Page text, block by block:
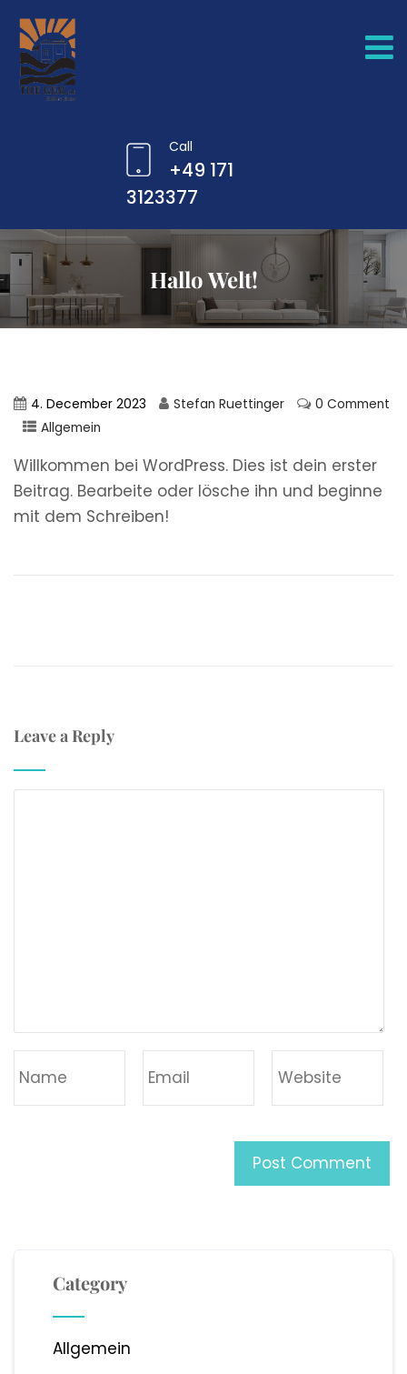
Call
+49 171
3123377
Hallo Welt!
4. December 2023 Stefan Ruettinger
0 Comment
Allgemein
Willkommen bei WordPress. Dies ist dein erster
Beitrag. Bearbeite oder lösche ihn und beginne
mit dem Schreiben!
Leave a Reply
Category
Allgemein